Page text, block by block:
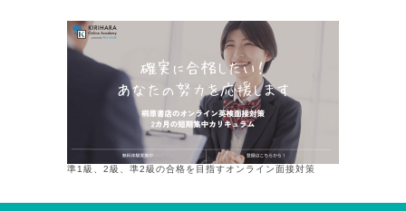
準1級、2級、準2級の合格を目指すオンライン面接対策